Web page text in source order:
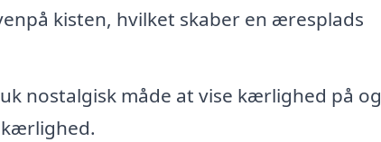
kisten, hvilket skaber en æresplads
nostalgisk måde at vise kærlighed på og